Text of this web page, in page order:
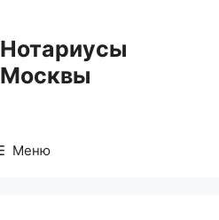
Нотариусы
Москвы
Меню